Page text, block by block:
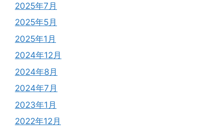
2025年7月
2025年5月
2025年1月
2024年12月
2024年8月
2024年7月
2023年1月
2022年12月